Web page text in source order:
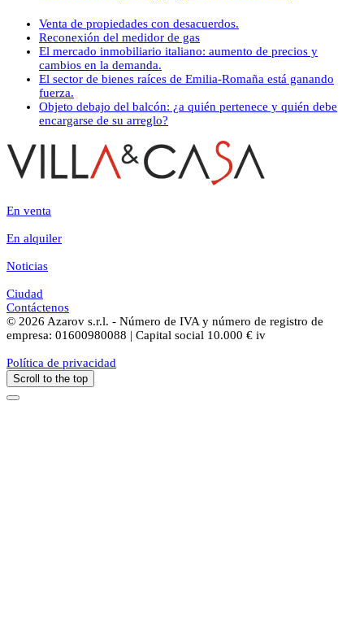
Venta de propiedades con desacuerdos.
Reconexión del medidor de gas
El mercado inmobiliario italiano: aumento de precios y
cambios en la demanda.
El sector de bienes raíces de Emilia-Romaña está ganando
fuerza.
Objeto debajo del balcón: ¿a quién pertenece y quién debe
encargarse de su arreglo?
En venta
En alquiler
Noticias
Ciudad
Contáctenos
© 2026 Azarov s.r.l. - Número de IVA y número de registro de
empresa: 01600980088 | Capital social 10.000 € iv
Política de privacidad
Scroll to the top